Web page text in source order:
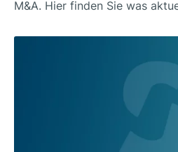
M&A. Hier finden Sie was